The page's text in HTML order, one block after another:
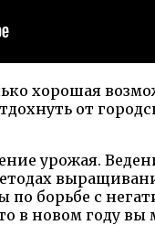
хорошая
от
урожая.
борьбе с
в новом году